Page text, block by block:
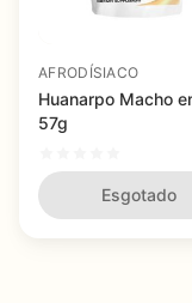
AFRODÍSIACO
Huanarpo Macho
57g
Esgotado